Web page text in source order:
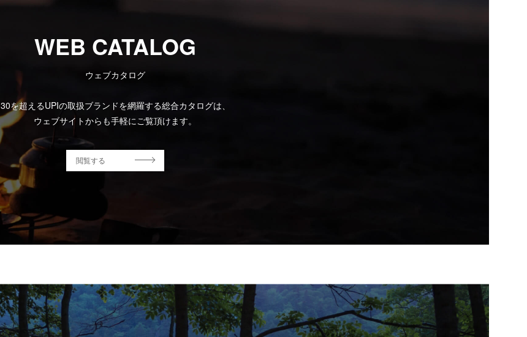
WEB CATALOG
ウェブカタログ
30を超えるUPIの取扱ブランドを網羅する総合カタログは、
ウェブサイトからも手軽にご覧頂けます。
閲覧する